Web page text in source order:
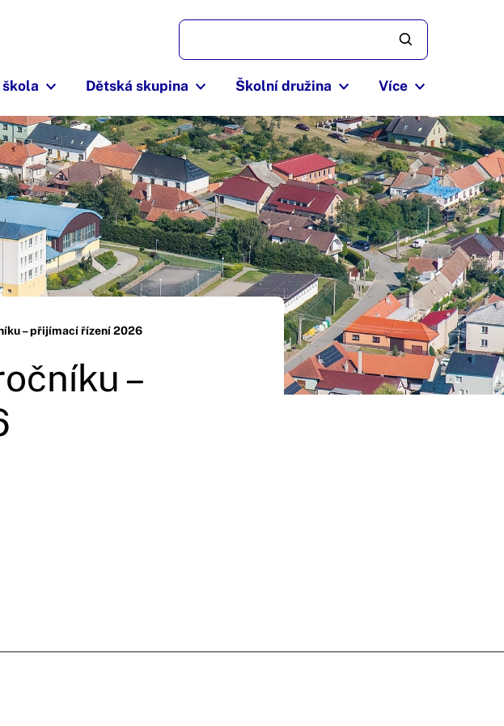
Dětská skupina Školní družina Více
– přijímací řízení 2026
–